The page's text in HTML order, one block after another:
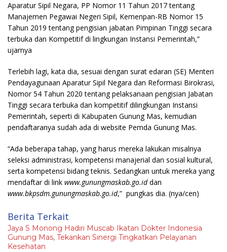
Aparatur Sipil Negara, PP Nomor 11 Tahun 2017 tentang
Manajemen Pegawai Negeri Sipil, Kemenpan-RB Nomor 15
Tahun 2019 tentang pengisian jabatan Pimpinan Tinggi secara
terbuka dan Kompetitif di lingkungan Instansi Pemerintah,”
ujarnya
Terlebih lagi, kata dia, sesuai dengan surat edaran (SE) Menteri
Pendayagunaan Aparatur Sipil Negara dan Reformasi Birokrasi,
Nomor 54 Tahun 2020 tentang pelaksanaan pengisian Jabatan
Tinggi secara terbuka dan kompetitif dilingkungan Instansi
Pemerintah, seperti di Kabupaten Gunung Mas, kemudian
pendaftaranya sudah ada di website Pemda Gunung Mas.
“Ada beberapa tahap, yang harus mereka lakukan misalnya
seleksi administrasi, kompetensi manajerial dan sosial kultural,
serta kompetensi bidang teknis. Sedangkan untuk mereka yang
mendaftar di link www.gunungmaskab.go.iddan
www.bkpsdm.gunungmaskab.go.id,” pungkas dia. (nya/cen)
Berita Terkait
Jaya S Monong Hadiri Muscab Ikatan Dokter Indonesia
Gunung Mas, Tekankan Sinergi Tingkatkan Pelayanan
Kesehatan